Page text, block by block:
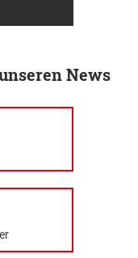
News